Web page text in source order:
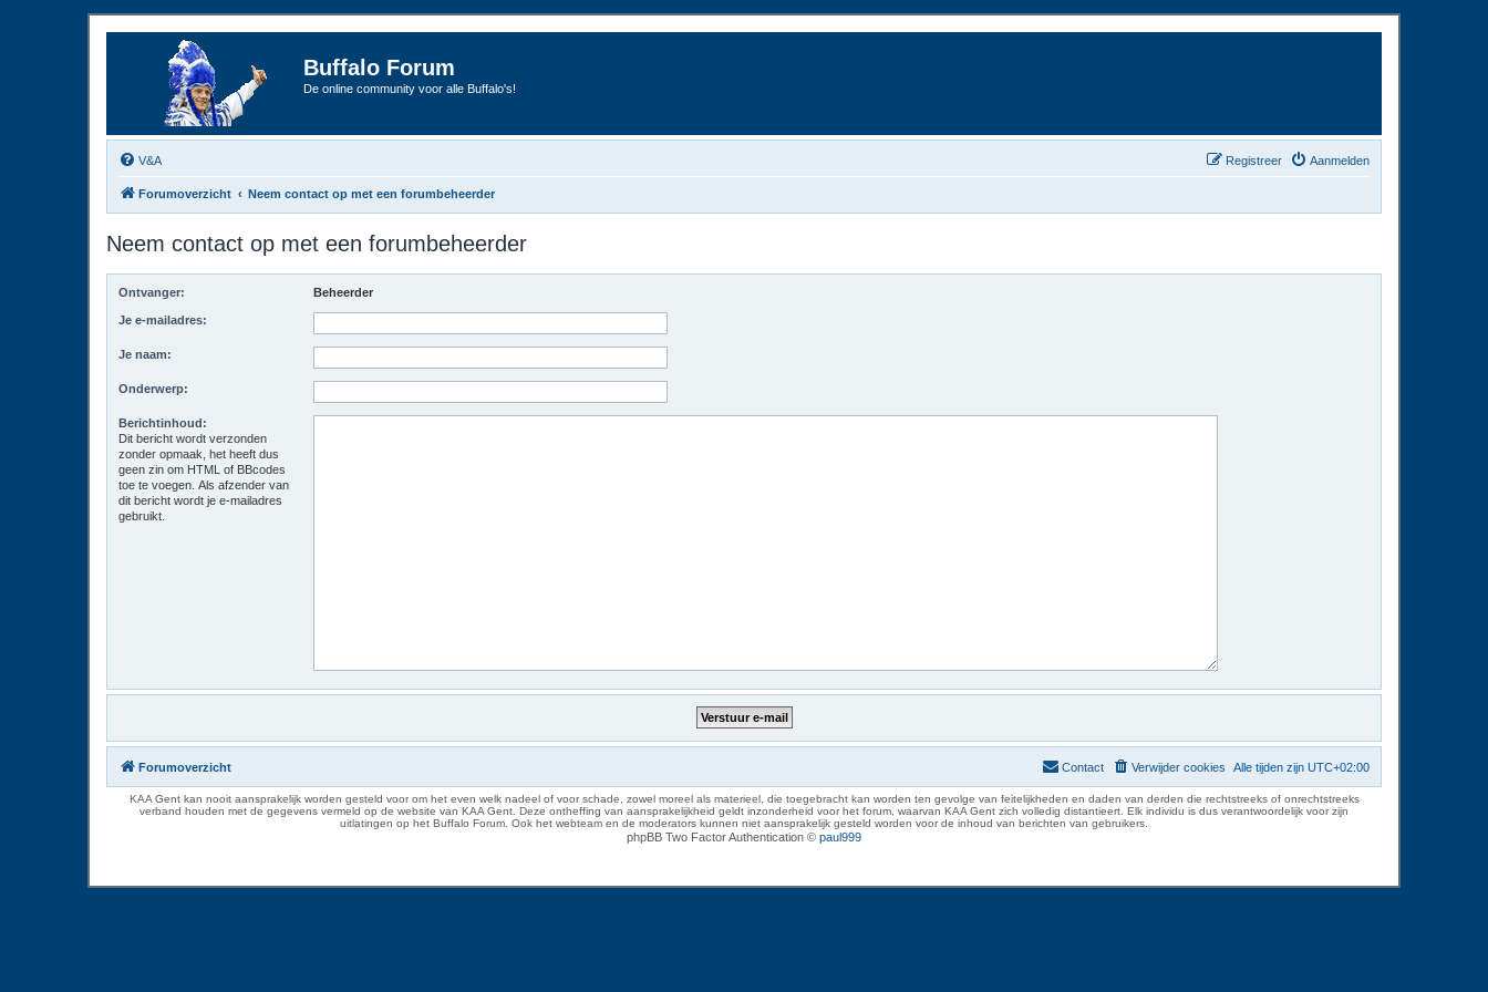
Buffalo Forum
De online community voor alle Buffalo's!
V&A Aanmelden
Registreer
Forumoverzicht Neem contact op met een forumbeheerder
Neem contact op met een forumbeheerder
Ontvanger: Beheerder
Je e-mailadres:
Je naam:
Onderwerp:
Berichtinhoud:
Dit bericht wordt verzonden
zonder opmaak, het heeft dus
geen zin om HTML of BBcodes
toe te voegen. Als afzender van
dit bericht wordt je e-mailadres
gebruikt.
Forumoverzicht Alle tijden zijn UTC+02:00
Verwijder cookies
Contact
KAA Gent kan nooit aansprakelijk worden gesteld voor om het even welk nadeel of voor schade, zowel moreel als materieel, die toegebracht kan worden ten gevolge van feitelijkheden en daden van derden die rechtstreeks of onrechtstreeks
verband houden met de gegevens vermeld op de website van KAA Gent. Deze ontheffing van aansprakelijkheid geldt inzonderheid voor het forum, waarvan KAA Gent zich volledig distantieert. Elk individu is dus verantwoordelijk voor zijn
uitlatingen op het Buffalo Forum. Ook het webteam en de moderators kunnen niet aansprakelijk gesteld worden voor de inhoud van berichten van gebruikers.
phpBB Two Factor Authentication © paul999